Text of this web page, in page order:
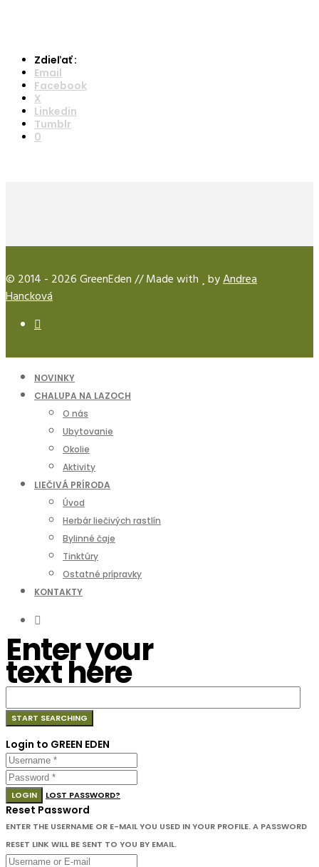
Zdieľať :
Email
Facebook
X
Linkedin
Tumblr
0
© 2014 - 2026 GreenEden // Made with byAndrea
Hancková
NOVINKY
CHALUPA NA LAZOCH
O nás
Ubytovanie
Okolie
Aktivity
LIEČIVÁ PRÍRODA
Úvod
Herbár liečivých rastlín
Bylinné čaje
Tinktúry
Ostatné prípravky
KONTAKTY
Enter your
text here
Login to GREEN EDEN
LOGIN LOST PASSWORD?
Reset Password
ENTER THE USERNAME OR E-MAIL YOU USED IN YOUR PROFILE. A PASSWORD
RESET LINK WILL BE SENT TO YOU BY EMAIL.